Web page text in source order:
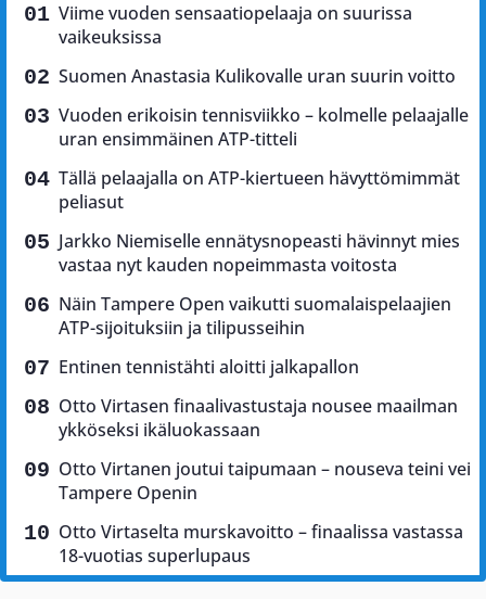
Viime vuoden sensaatiopelaaja on suurissa
vaikeuksissa
Suomen Anastasia Kulikovalle uran suurin voitto
Vuoden erikoisin tennisviikko – kolmelle pelaajalle
uran ensimmäinen ATP-titteli
Tällä pelaajalla on ATP-kiertueen hävyttömimmät
peliasut
Jarkko Niemiselle ennätysnopeasti hävinnyt mies
vastaa nyt kauden nopeimmasta voitosta
Näin Tampere Open vaikutti suomalaispelaajien
ATP-sijoituksiin ja tilipusseihin
Entinen tennistähti aloitti jalkapallon
Otto Virtasen finaalivastustaja nousee maailman
ykköseksi ikäluokassaan
Otto Virtanen joutui taipumaan – nouseva teini vei
Tampere Openin
Otto Virtaselta murskavoitto – finaalissa vastassa
18-vuotias superlupaus